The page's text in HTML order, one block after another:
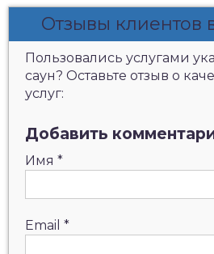
Отзывы клиентов
Пользовались услугами
саун? Оставьте отзыв о
услуг:
Добавить
Имя *
Email *